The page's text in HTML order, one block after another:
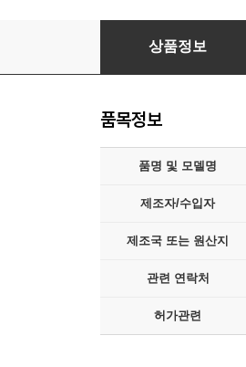
신윤복 풍속화 도자
상품정보
품목정보
품명 및 모델명
제조자/수입자
제조국 또는 원산지
관련 연락처
허가관련